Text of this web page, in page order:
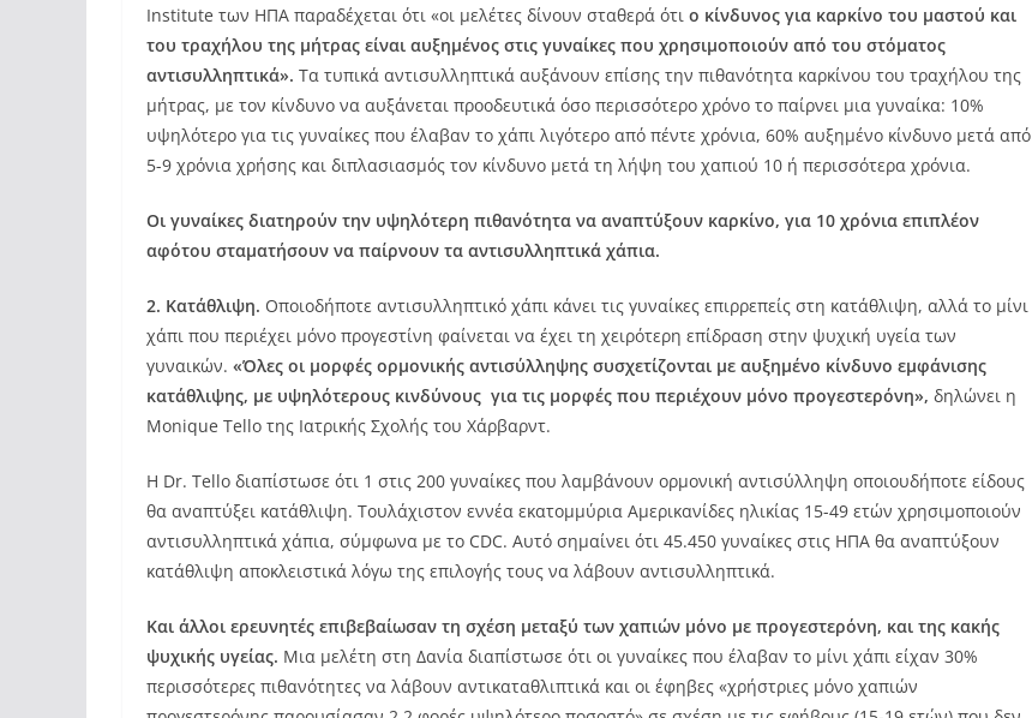
Institute των ΗΠΑ παραδέχεται ότι «οι μελέτες δίνουν σταθερά ότι ο κίνδυνος για καρκίνο του μαστού και
του τραχήλου της μήτρας είναι αυξημένος στις γυναίκες που χρησιμοποιούν από του στόματος
αντισυλληπτικά». Τα τυπικά αντισυλληπτικά αυξάνουν επίσης την πιθανότητα καρκίνου του τραχήλου της
μήτρας, με τον κίνδυνο να αυξάνεται προοδευτικά όσο περισσότερο χρόνο το παίρνει μια γυναίκα: 10%
υψηλότερο για τις γυναίκες που έλαβαν το χάπι λιγότερο από πέντε χρόνια, 60% αυξημένο κίνδυνο μετά από
5-9 χρόνια χρήσης και διπλασιασμός τον κίνδυνο μετά τη λήψη του χαπιού 10 ή περισσότερα χρόνια.
Οι γυναίκες διατηρούν την υψηλότερη πιθανότητα να αναπτύξουν καρκίνο, για 10 χρόνια επιπλέον
αφότου σταματήσουν να παίρνουν τα αντισυλληπτικά χάπια.
2. Κατάθλιψη. Οποιοδήποτε αντισυλληπτικό χάπι κάνει τις γυναίκες επιρρεπείς στη κατάθλιψη, αλλά το μίνι
χάπι που περιέχει μόνο προγεστίνη φαίνεται να έχει τη χειρότερη επίδραση στην ψυχική υγεία των
γυναικών. «Όλες οι μορφές ορμονικής αντισύλληψης συσχετίζονται με αυξημένο κίνδυνο εμφάνισης
κατάθλιψης, με υψηλότερους κινδύνους για τις μορφές που περιέχουν μόνο προγεστερόνη», δηλώνει η
Monique Tello της Ιατρικής Σχολής του Χάρβαρντ.
Η Dr. Tello διαπίστωσε ότι 1 στις 200 γυναίκες που λαμβάνουν ορμονική αντισύλληψη οποιουδήποτε είδους
θα αναπτύξει κατάθλιψη. Τουλάχιστον εννέα εκατομμύρια Αμερικανίδες ηλικίας 15-49 ετών χρησιμοποιούν
αντισυλληπτικά χάπια, σύμφωνα με το CDC. Αυτό σημαίνει ότι 45.450 γυναίκες στις ΗΠΑ θα αναπτύξουν
κατάθλιψη αποκλειστικά λόγω της επιλογής τους να λάβουν αντισυλληπτικά.
Και άλλοι ερευνητές επιβεβαίωσαν τη σχέση μεταξύ των χαπιών μόνο με προγεστερόνη, και της κακής
ψυχικής υγείας. Μια μελέτη στη Δανία διαπίστωσε ότι οι γυναίκες που έλαβαν το μίνι χάπι είχαν 30%
περισσότερες πιθανότητες να λάβουν αντικαταθλιπτικά και οι έφηβες «χρήστριες μόνο χαπιών